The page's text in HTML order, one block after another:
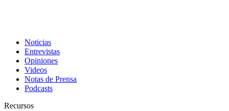
Noticias
Entrevistas
Opiniones
Videos
Notas de Prensa
Podcasts
Recursos